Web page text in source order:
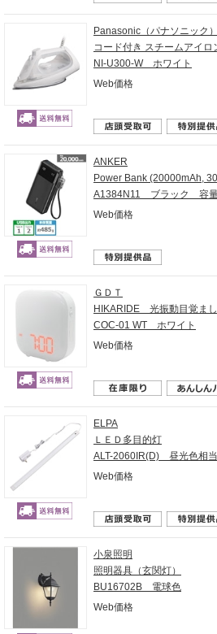
Panasonic（パナソニック）
コード付き スチームアイロ
NI-U300-W ホワイト
Web価格
ANKER
Power Bank (20000mAh,
A1384N11 ブラック 容量
Web価格
ＧＤＴ
HIKARIDE 光振動目覚ま
COC-01 WT ホワイト
Web価格
ELPA
ＬＥＤ多目的灯
ALT-2060IR(D) 昼光色相当
Web価格
小泉照明
照明器具（玄関灯）
BU16702B 電球色
Web価格